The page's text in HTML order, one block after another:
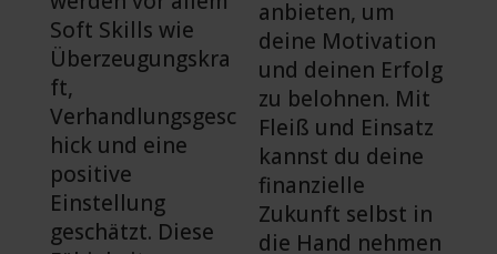
Soft Skills wie
Überzeugungskra
ft,
Verhandlungsgesc
hick und eine
positive
Einstellung
geschätzt. Diese
anbieten, um
deine Motivation
und deinen Erfolg
zu belohnen. Mit
Fleiß und Einsatz
kannst du deine
finanzielle
Zukunft selbst in
die Hand nehmen